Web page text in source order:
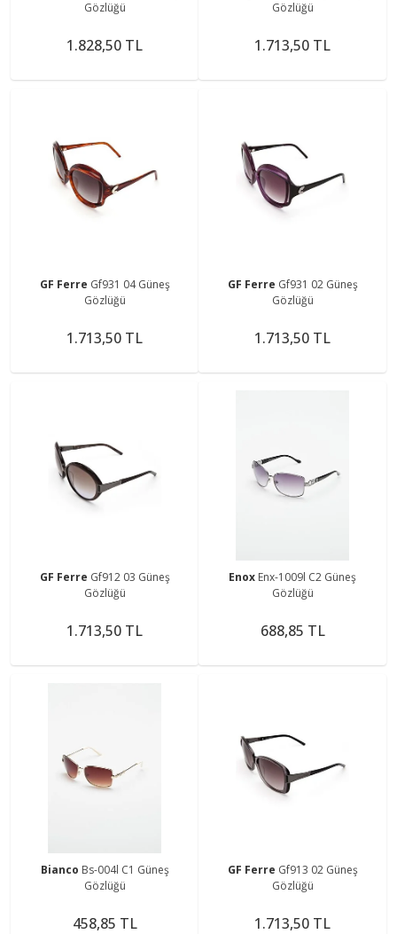
Gözlüğü
1.828,50 TL
Gözlüğü
1.713,50 TL
GF Ferre Gf931 04 Güneş
Gözlüğü
1.713,50 TL
GF Ferre Gf931 02 Güneş
Gözlüğü
1.713,50 TL
GF Ferre Gf912 03 Güneş
Gözlüğü
1.713,50 TL
Enox Enx-1009l C2 Güneş
Gözlüğü
688,85 TL
Bianco Bs-004l C1 Güneş
Gözlüğü
458,85 TL
GF Ferre Gf913 02 Güneş
Gözlüğü
1.713,50 TL